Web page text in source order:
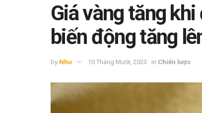
Giá vàng tăng
biến động tăng
by Như 10 Tháng Mười, 2023 in Chiến lược